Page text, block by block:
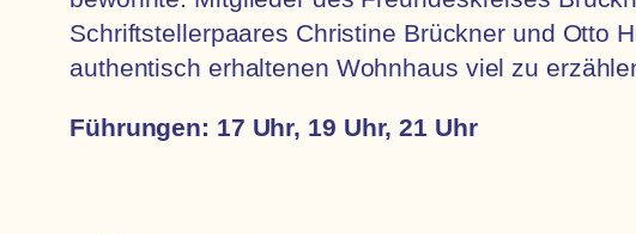
Schriftstellerpaares Christine Brückner und Otto
authentisch erhaltenen Wohnhaus viel zu
Führungen: 17 Uhr, 19 Uhr, 21 Uhr